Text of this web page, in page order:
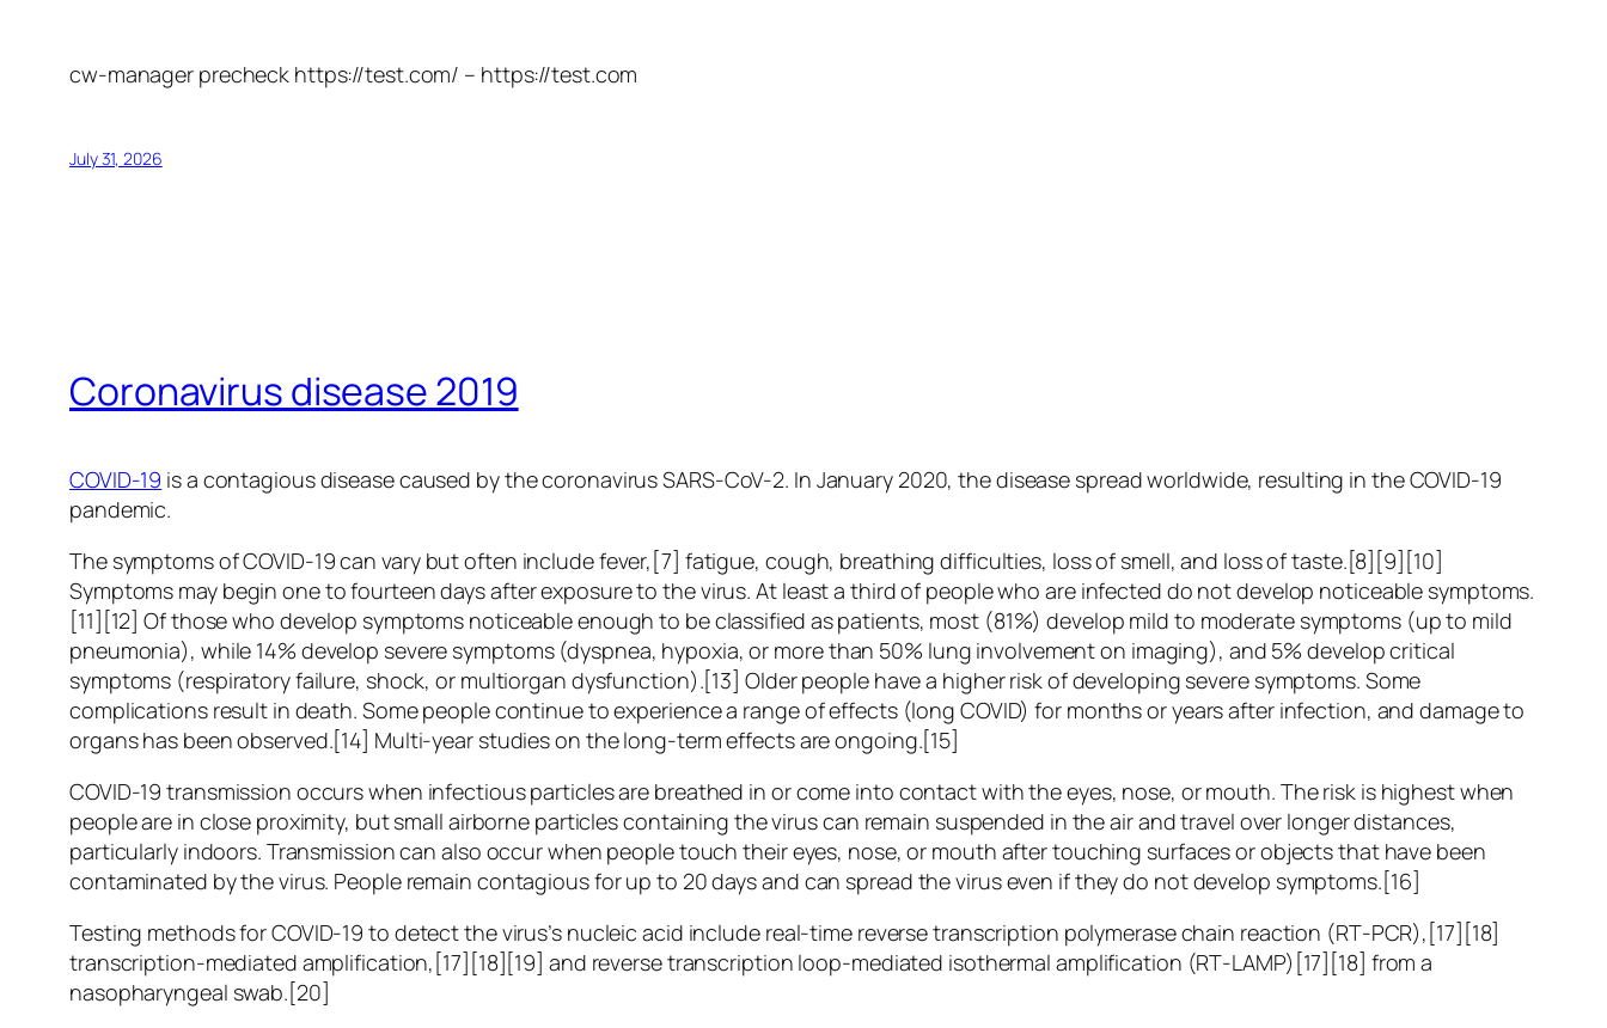
cw-manager precheck https://test.com/ – https://test.com
July 31, 2026
Coronavirus disease 2019
COVID-19 is a contagious disease caused by the coronavirus SARS-CoV-2. In January 2020, the disease spread worldwide, resulting in the COVID-19
pandemic.
The symptoms of COVID‑19 can vary but often include fever,[7] fatigue, cough, breathing difficulties, loss of smell, and loss of taste.[8][9][10]
Symptoms may begin one to fourteen days after exposure to the virus. At least a third of people who are infected do not develop noticeable symptoms.
[11][12] Of those who develop symptoms noticeable enough to be classified as patients, most (81%) develop mild to moderate symptoms (up to mild
pneumonia), while 14% develop severe symptoms (dyspnea, hypoxia, or more than 50% lung involvement on imaging), and 5% develop critical
symptoms (respiratory failure, shock, or multiorgan dysfunction).[13] Older people have a higher risk of developing severe symptoms. Some
complications result in death. Some people continue to experience a range of effects (long COVID) for months or years after infection, and damage to
organs has been observed.[14] Multi-year studies on the long-term effects are ongoing.[15]
COVID‑19 transmission occurs when infectious particles are breathed in or come into contact with the eyes, nose, or mouth. The risk is highest when
people are in close proximity, but small airborne particles containing the virus can remain suspended in the air and travel over longer distances,
particularly indoors. Transmission can also occur when people touch their eyes, nose, or mouth after touching surfaces or objects that have been
contaminated by the virus. People remain contagious for up to 20 days and can spread the virus even if they do not develop symptoms.[16]
Testing methods for COVID-19 to detect the virus’s nucleic acid include real-time reverse transcription polymerase chain reaction (RT‑PCR),[17][18]
transcription-mediated amplification,[17][18][19] and reverse transcription loop-mediated isothermal amplification (RT‑LAMP)[17][18] from a
nasopharyngeal swab.[20]